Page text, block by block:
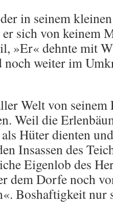
in seinem
sich von keinem
»Er« dehnte mit
weiter im
Welt von
Weil die
Hüter dienten
Insassen des
Eigenlob des
dem Dorfe noch
Boshaftigkeit nur